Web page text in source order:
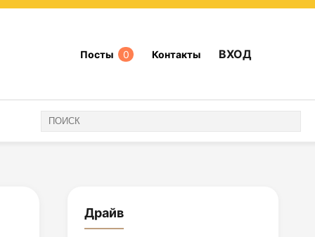
Посты 0 Контакты ВХОД
Драйв